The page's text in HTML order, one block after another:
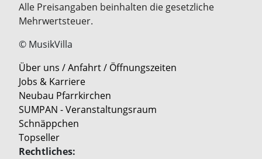
Alle Preisangaben beinhalten die gesetzliche
Mehrwertsteuer.
© MusikVilla
Über uns / Anfahrt / Öffnungszeiten
Jobs & Karriere
Neubau Pfarrkirchen
SUMPAN - Veranstaltungsraum
Schnäppchen
Topseller
Rechtliches: